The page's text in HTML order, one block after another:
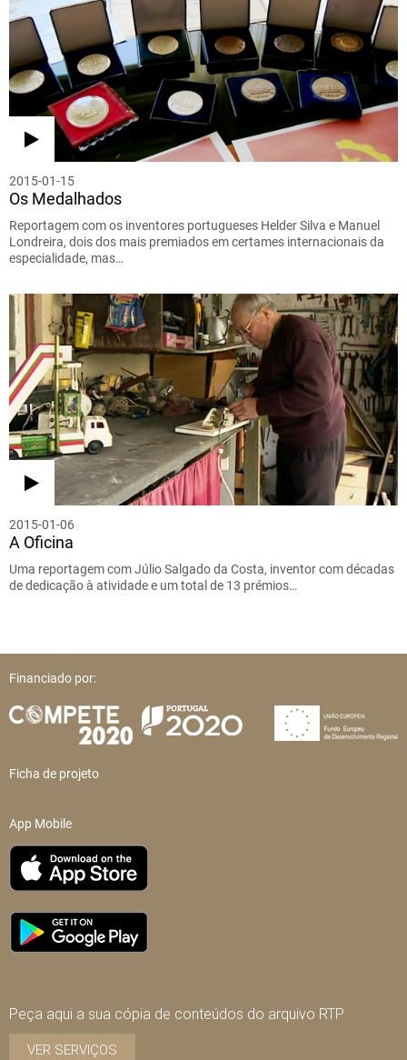
2015-01-15
Os Medalhados
Reportagem com os inventores portugueses Helder Silva e Manuel
Londreira, dois dos mais premiados em certames internacionais da
especialidade, mas…
2015-01-06
A Oficina
Uma reportagem com Júlio Salgado da Costa, inventor com décadas
de dedicação à atividade e um total de 13 prémios…
Financiado por:
Ficha de projeto
App Mobile
Peça aqui a sua cópia de conteúdos do arquivo RTP
VER SERVIÇOS